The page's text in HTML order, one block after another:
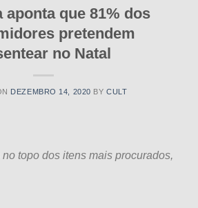
aponta que 81% dos
pretendem
no Natal
DEZEMBRO 14, 2020 BYCULT
topo dos itens mais procurados,